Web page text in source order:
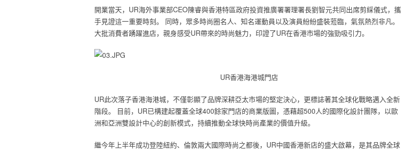
開業當天，UR海外事業部CEO陳睿與香港特區政府投資推廣署署理署長劉智元共同出席剪綵儀式，攜
手見證這一重要時刻。 同時，眾多時尚圈名人、知名運動員以及演員紛紛盛裝蒞臨，氣氛熱烈非凡。
大批消費者踴躍進店，親身感受UR帶來的時尚魅力，印證了UR在香港市場的強勁吸引力。
UR香港海港城門店
UR此次落子香港海港城，不僅彰顯了品牌深耕亞太市場的堅定決心，更標誌著其全球化戰略邁入全新
階段。 目前，UR已構建起覆蓋全球400餘家門店的商業版圖，憑藉超500人的國際化設計團隊，以歐
洲和亞洲雙設計中心的創新模式，持續推動全球快時尚產業的價值升級。
繼今年上半年成功登陸紐約、倫敦兩大國際時尚之都後，UR中國香港新店的盛大啟幕，是其品牌全球